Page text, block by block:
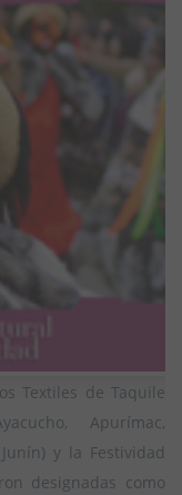
Textiles de Taquile
Apurímac,
y la Festividad
designadas como